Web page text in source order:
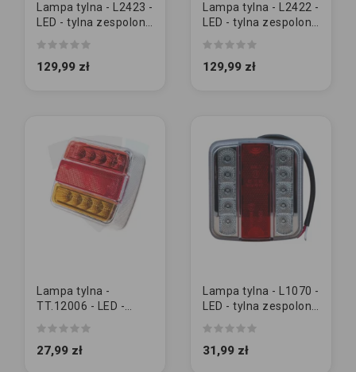
Lampa tylna - L2423 -
LED - tylna zespolona
129,99 zł
Lampa tylna - L2422 -
LED - tylna zespolona
129,99 zł
Lampa tylna -
TT.12006 - LED -
uniwersalna
CZERWONA
27,99 zł
Lampa tylna - L1070 -
LED - tylna zespolona
31,99 zł